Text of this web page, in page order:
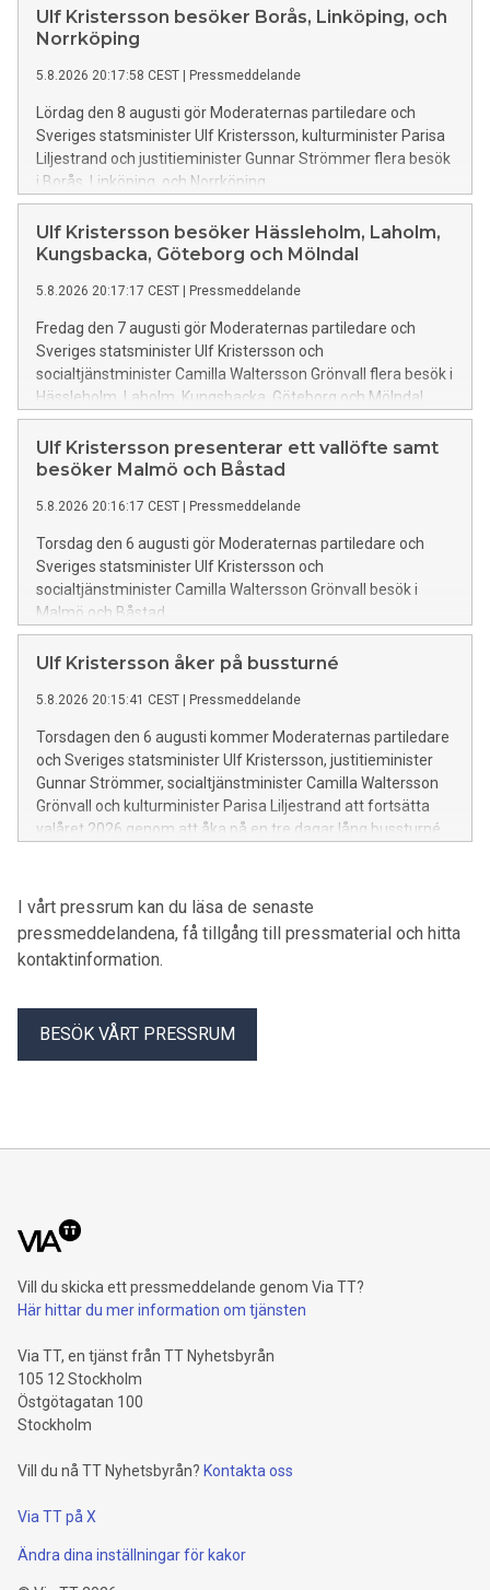
Ulf Kristersson besöker Borås, Linköping, och
Norrköping
5.8.2026 20:17:58 CEST Pressmeddelande
Lördag den 8 augusti gör Moderaternas partiledare och
Sveriges statsminister Ulf Kristersson, kulturminister Parisa
Liljestrand och justitieminister Gunnar Strömmer flera besök
i Borås, Linköping, och Norrköping
Ulf Kristersson besöker Hässleholm, Laholm,
Kungsbacka, Göteborg och Mölndal
5.8.2026 20:17:17 CEST Pressmeddelande
Fredag den 7 augusti gör Moderaternas partiledare och
Sveriges statsminister Ulf Kristersson och
socialtjänstminister Camilla Waltersson Grönvall flera besök i
Hässleholm, Laholm, Kungsbacka, Göteborg och Mölndal
Ulf Kristersson presenterar ett vallöfte samt
besöker Malmö och Båstad
5.8.2026 20:16:17 CEST Pressmeddelande
Torsdag den 6 augusti gör Moderaternas partiledare och
Sveriges statsminister Ulf Kristersson och
socialtjänstminister Camilla Waltersson Grönvall besök i
Malmö och Båstad.
Ulf Kristersson åker på bussturné
5.8.2026 20:15:41 CEST Pressmeddelande
Torsdagen den 6 augusti kommer Moderaternas partiledare
och Sveriges statsminister Ulf Kristersson, justitieminister
Gunnar Strömmer, socialtjänstminister Camilla Waltersson
Grönvall och kulturminister Parisa Liljestrand att fortsätta
valåret 2026 genom att åka på en tre dagar lång bussturné.
I vårt pressrum kan du läsa de senaste
pressmeddelandena, få tillgång till pressmaterial och hitta
kontaktinformation.
BESÖK VÅRT PRESSRUM
Vill du skicka ett pressmeddelande genom Via TT?
Här hittar du mer information om tjänsten
Via TT, en tjänst från TT Nyhetsbyrån
105 12 Stockholm
Östgötagatan 100
Stockholm
Vill du nå TT Nyhetsbyrån? Kontakta oss
Via TT på X
Ändra dina inställningar för kakor